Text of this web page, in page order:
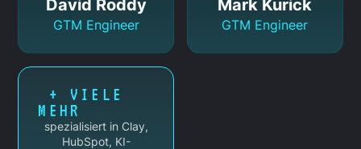
David Roddy
GTM Engineer
Mark Kurick
GTM Engineer
+ VIELE
MEHR
spezialisiert in Clay,
HubSpot, KI-